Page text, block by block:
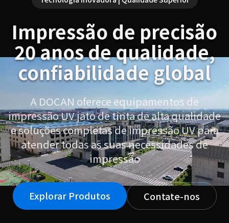
Impressão de precisão
20 anos de qualidade,
confiabilidade global
A DOCAN oferece equipamentos de
impressão UV jato de tinta de alta qualidade
e soluções completas de impressão UV para
atender todas as suas necessidades de
impressão
Explorar Produtos Contate-nos